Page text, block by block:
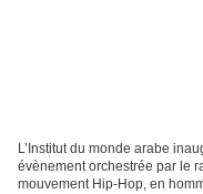
L’Institut du monde arabe
évènement orchestrée par le
mouvement Hip-Hop, en